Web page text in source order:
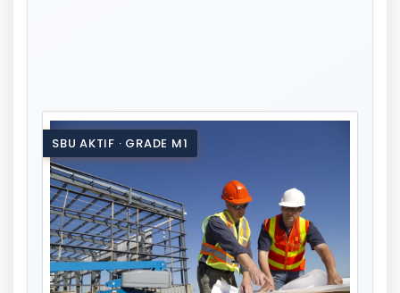
SBU AKTIF · GRADE M1